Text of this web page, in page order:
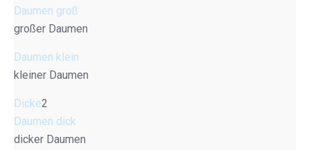
Daumen groß
großer Daumen
Daumen klein
kleiner Daumen
Dicke2
Daumen dick
dicker Daumen